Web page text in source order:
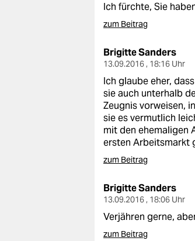
Ich fürchte, Sie
zum Beitrag
Brigitte Sanders
13.09.2016 , 18:16 Uhr
Ich glaube eher,
sie auch unterhalb
Zeugnis vorweisen,
sie es vermutlich
mit den ehemaligen
ersten Arbeitsmarkt
zum Beitrag
Brigitte Sanders
13.09.2016 , 18:06 Uhr
Verjähren gerne,
zum Beitrag